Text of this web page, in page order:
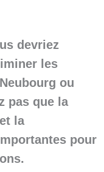
devriez
les
ou
pas que la
la
pour